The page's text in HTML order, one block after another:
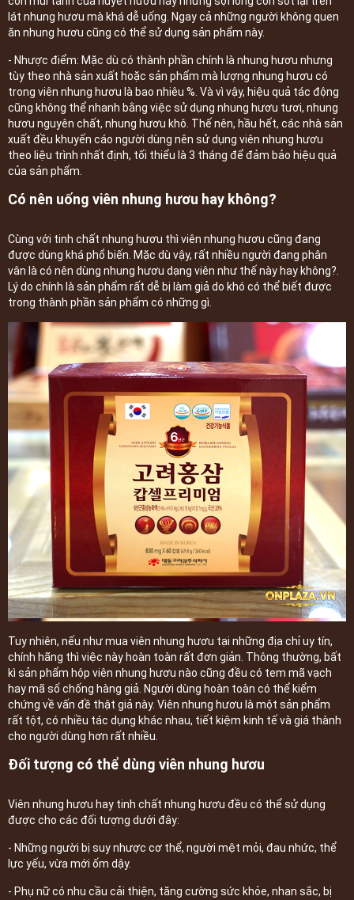
lát nhung hươu mà khá dễ uống. Ngay cả những người không quen
ăn nhung hươu cũng có thể sử dụng sản phẩm này.
- Nhược điểm: Mặc dù có thành phần chính là nhung hươu nhưng
tùy theo nhà sản xuất hoặc sản phẩm mà lượng nhung hươu có
trong viên nhung hươu là bao nhiêu %. Và vì vậy, hiệu quả tác động
cũng không thể nhanh bằng việc sử dụng nhung hươu tươi, nhung
hươu nguyên chất, nhung hươu khô. Thế nên, hầu hết, các nhà sản
xuất đều khuyến cáo người dùng nên sử dụng viên nhung hươu
theo liệu trình nhất định, tối thiểu là 3 tháng để đảm bảo hiệu quả
của sản phẩm.
Có nên uống viên nhung hươu hay không?
Cùng với tinh chất nhung hươu thì viên nhung hươu cũng đang
được dùng khá phổ biến. Mặc dù vậy, rất nhiều người đang phân
vân là có nên dùng nhung hươu dạng viên như thế này hay không?.
Lý do chính là sản phẩm rất dễ bị làm giả do khó có thể biết được
trong thành phần sản phẩm có những gì.
Tuy nhiên, nếu như mua viên nhung hươu tại những địa chỉ uy tín,
chính hãng thì việc này hoàn toàn rất đơn giản. Thông thường, bất
kì sản phẩm hộp viên nhung hươu nào cũng đều có tem mã vạch
hay mã số chống hàng giả. Người dùng hoàn toàn có thể kiểm
chứng về vấn đề thật giả này. Viên nhung hươu là một sản phẩm
rất tột, có nhiều tác dụng khác nhau, tiết kiệm kinh tế và giá thành
cho người dùng hơn rất nhiều.
Đối tượng có thể dùng viên nhung hươu
Viên nhung hươu hay tinh chất nhung hươu đều có thể sử dụng
được cho các đối tượng dưới đây:
- Những người bị suy nhược cơ thể, người mệt mỏi, đau nhức, thể
lực yếu, vừa mới ốm dậy.
- Phụ nữ có nhu cầu cải thiện, tăng cường sức khỏe, nhan sắc, bị